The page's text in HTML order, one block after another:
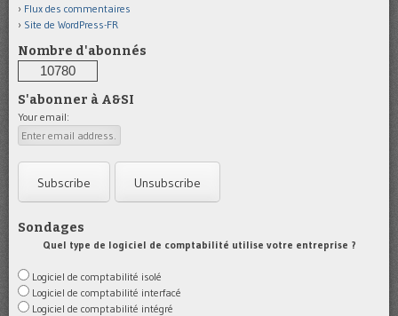
Flux des commentaires
Site de WordPress-FR
Nombre d'abonnés
10780
S'abonner à A&SI
Your email:
Sondages
Quel type de logiciel de comptabilité utilise votre entreprise ?
Logiciel de comptabilité isolé
Logiciel de comptabilité interfacé
Logiciel de comptabilité intégré